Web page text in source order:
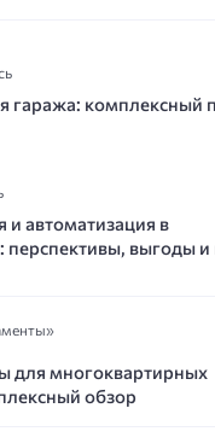
гаража: комплексный
автоматизация в
перспективы, выгоды
для многоквартирных
обзор